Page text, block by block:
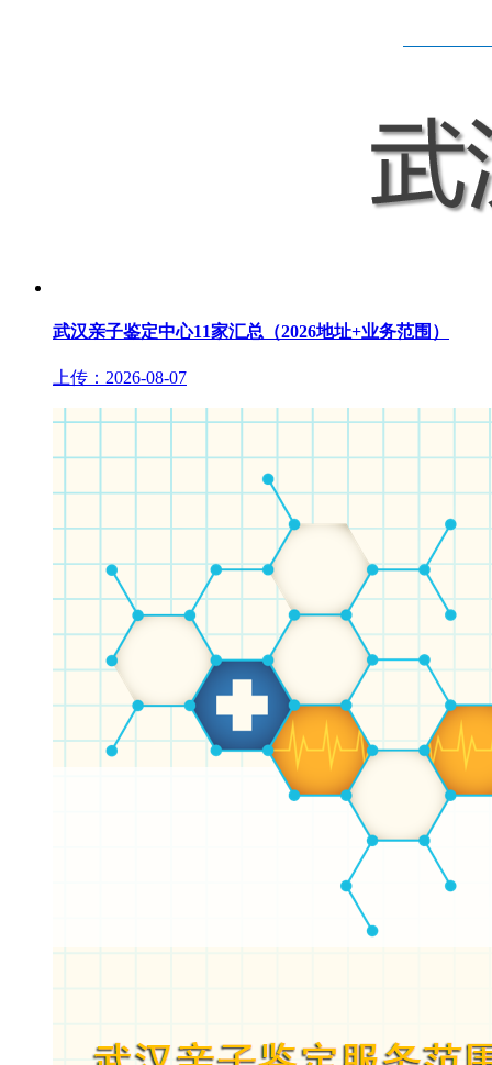
武汉亲子鉴定中心11家汇总（2026地址+业务范围）
上传：2026-08-07